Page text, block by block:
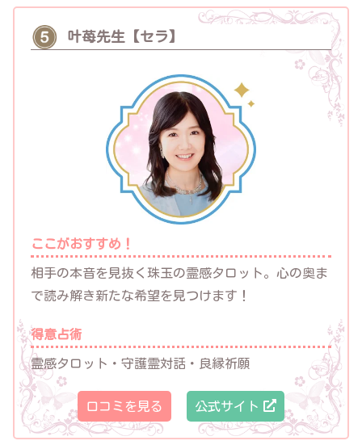
叶苺先生【セラ】
ここがおすすめ！
相手の本音を見抜く珠玉の霊感タロット。心の奥ま
で読み解き新たな希望を見つけます！
得意占術
霊感タロット・守護霊対話・良縁祈願
口コミを見る 公式サイト